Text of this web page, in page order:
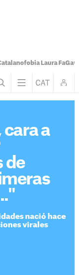
Laura FaGavi
a
de
nació hace
virales